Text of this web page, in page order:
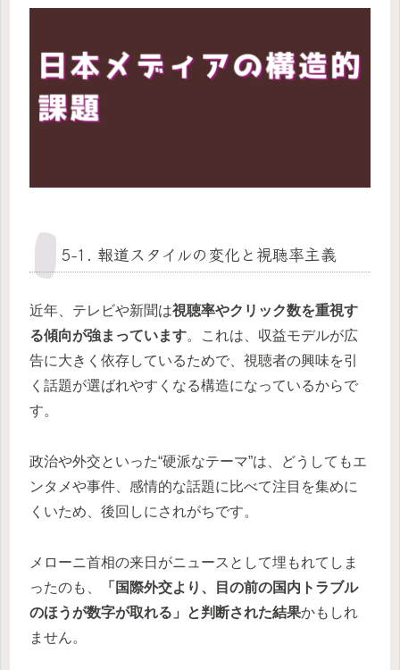
5-1. 報道スタイルの変化と視聴率主義
近年、テレビや新聞は視聴率やクリック数を重視す
る傾向が強まっています。これは、収益モデルが広
告に大きく依存しているためで、視聴者の興味を引
く話題が選ばれやすくなる構造になっているからで
す。
政治や外交といった“硬派なテーマ”は、どうしてもエ
ンタメや事件、感情的な話題に比べて注目を集めに
くいため、後回しにされがちです。
メローニ首相の来日がニュースとして埋もれてしま
ったのも、
「国際外交より、目の前の国内トラブル
のほうが数字が取れる」と判断された結果かもしれ
ません。